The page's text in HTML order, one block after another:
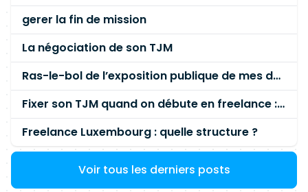
gerer la fin de mission
La négociation de son TJM
Ras-le-bol de l’exposition publique de mes données personnelles liées à mon entreprise
Fixer son TJM quand on débute en freelance : la méthode mathématique (et pas au feeling) 🛑
Freelance Luxembourg : quelle structure ?
Voir tous les derniers posts